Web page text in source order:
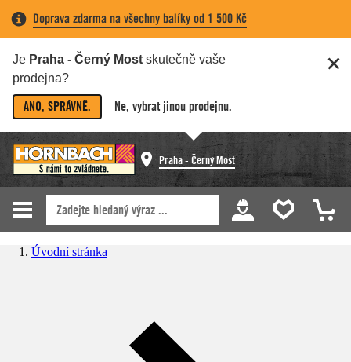
Doprava zdarma na všechny balíky od 1 500 Kč
Je Praha - Černý Most skutečně vaše
prodejna?
ANO, SPRÁVNĚ. Ne, vybrat jinou prodejnu.
Praha - Černý Most
Úvodní stránka